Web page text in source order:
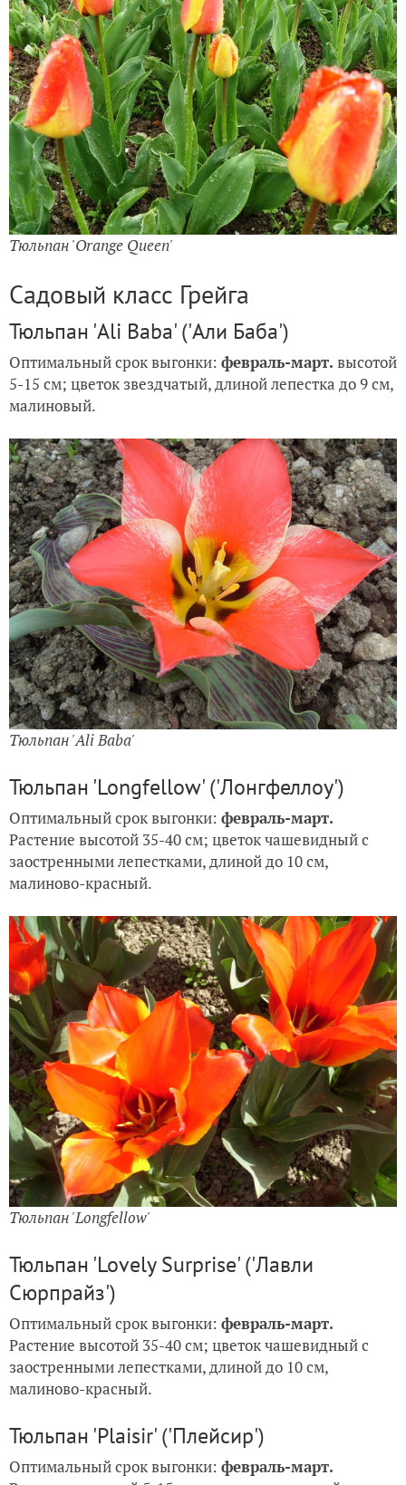
Тюльпан 'Orange Queen'
Садовый класс Грейга
Тюльпан 'Ali Baba' ('Али Баба')
Оптимальный срок выгонки: февраль-март. высотой
5-15 см; цветок звездчатый, длиной лепестка до 9 см,
малиновый.
Тюльпан 'Ali Baba'
Тюльпан 'Longfellow' ('Лонгфеллоу')
Оптимальный срок выгонки: февраль-март.
Растение высотой 35-40 см; цветок чашевидный с
заостренными лепестками, длиной до 10 см,
малиново-красный.
Тюльпан 'Longfellow'
Тюльпан 'Lovely Surprise' ('Лавли
Сюрпрайз')
Оптимальный срок выгонки: февраль-март.
Растение высотой 35-40 см; цветок чашевидный с
заостренными лепестками, длиной до 10 см,
малиново-красный.
Тюльпан 'Plaisir' ('Плейсир')
Оптимальный срок выгонки: февраль-март.